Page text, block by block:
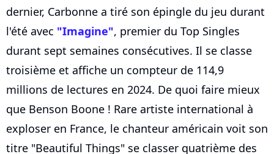
dernier, Carbonne a tiré son épingle du jeu durant
l'été avec "Imagine", premier du Top Singles
durant sept semaines consécutives. Il se classe
troisième et affiche un compteur de 114,9
millions de lectures en 2024. De quoi faire mieux
que Benson Boone ! Rare artiste international à
exploser en France, le chanteur américain voit son
titre "Beautiful Things" se classer quatrième des